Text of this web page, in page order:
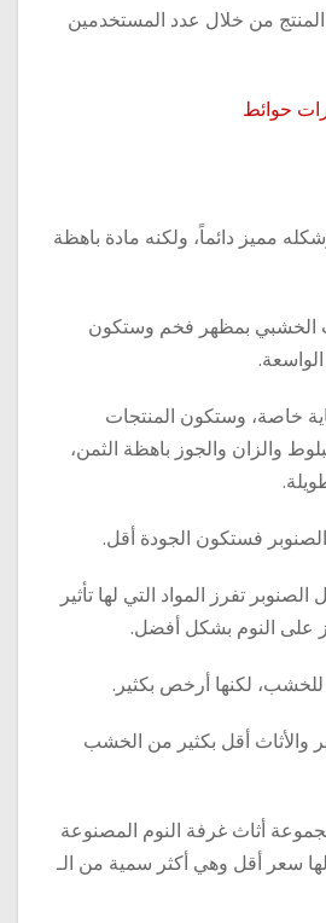
من خلال عدد المستخدمين
حوائط
مميز دائماً، ولكنه مادة باهظة
الخشبي بمظهر فخم وستكون
خاصة، وستكون المنتجات
والزان والجوز باهظة الثمن،
فستكون الجودة أقل.
تفرز المواد التي لها تأثير
على النوم بشكل أفضل.
والأثاث أقل بكثير من الخشب
أثاث غرفة النوم المصنوعة
سعر أقل وهي أكثر سمية من الـ